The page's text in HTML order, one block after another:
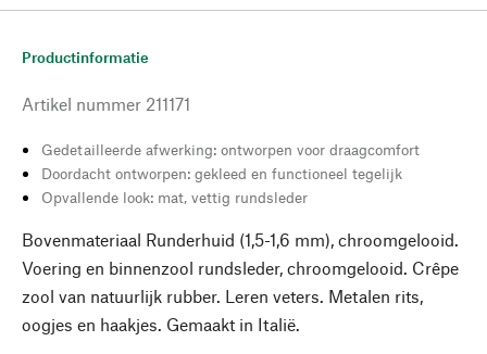
Productinformatie
Artikel nummer 211171
Gedetailleerde afwerking: ontworpen voor draagcomfort
Doordacht ontworpen: gekleed en functioneel tegelijk
Opvallende look: mat, vettig rundsleder
Bovenmateriaal Runderhuid (1,5-1,6 mm), chroomgelooid.
Voering en binnenzool rundsleder, chroomgelooid. Crêpe
zool van natuurlijk rubber. Leren veters. Metalen rits,
oogjes en haakjes. Gemaakt in Italië.